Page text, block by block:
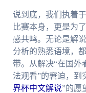
说到底，我们执着
比赛本身，更是为
感共鸣。无论是解
分析的熟悉语境，
带。从解决“在国外
法观看”的窘迫，到
界杯中文解说”的愿